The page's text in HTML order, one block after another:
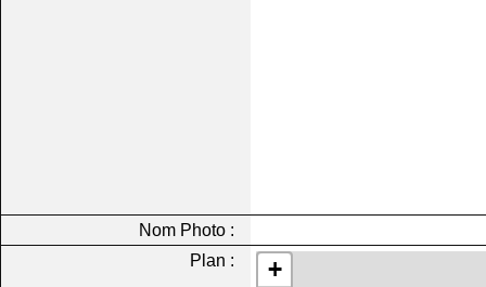
Nom Photo :
Plan :
+